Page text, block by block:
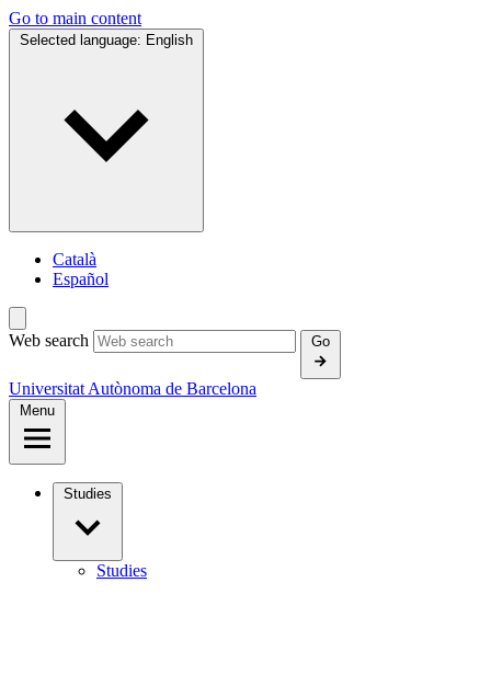
Go to main content
Selected language: English
Català
Español
Web search Go
Universitat Autònoma de Barcelona
Menu
Studies
Studies